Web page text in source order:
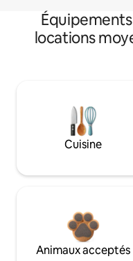
locations
Cuisine
Animaux acceptés